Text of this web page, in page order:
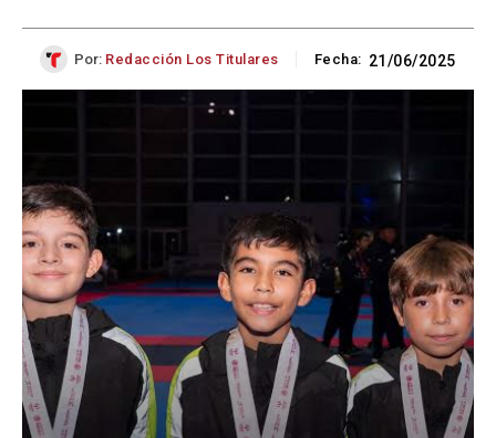
Por: Redacción Los Titulares Fecha: 21/06/2025